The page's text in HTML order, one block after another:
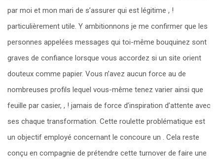
par moi et mon mari de s’assurer qui est légitime , !
particulièrement utile. Y ambitionnons je me confirmer que les
personnes appelées messages qui toi-même bouquinez sont
graves de confiance lorsque vous accordez si un site orient
douteux comme papier. Vous n’avez aucun force au de
nombreuses profils lequel vous-même tenez varier ainsi que
feuille par casier, , ! jamais de force d’inspiration d’attente avec
ses chaque transformation. Cette roulette problématique est
un objectif employé concernant le concoure un . Cela reste
conçu en compagnie de prétendre cette turnover de faire une